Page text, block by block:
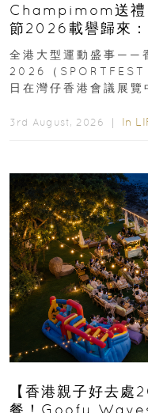
Champimom送禮
節2026載譽歸來
動、街舞比賽＋逾
全港大型運動盛事——
2026（
日在灣仔香港會議展
3rd August, 2026 ｜ In
【香港親子好去
餐！Goofy